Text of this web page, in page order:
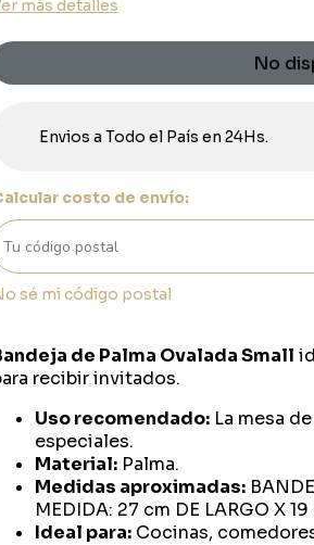
más detalles
No
Envios a Todo el País en 24Hs.
costo de envío:
sé mi código postal
de Palma Ovalada Small
recibir invitados.
Uso recomendado:La mesa
especiales.
Material:Palma.
Medidas aproximadas:
MEDIDA: 27 cm DE LARGO X
Ideal para:Cocinas,